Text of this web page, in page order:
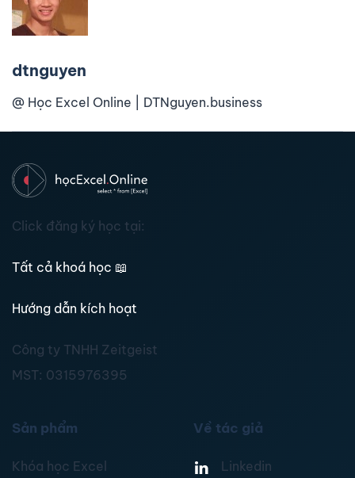
dtnguyen
@ Học Excel Online | DTNguyen.business
Click đăng ký học tại:
Tất cả khoá học 📖
Hướng dẫn kích hoạt
Công ty TNHH Zeitgeist
MST: 0315976395
Sản phẩm
Khóa học Excel
Về tác giả
Linkedin